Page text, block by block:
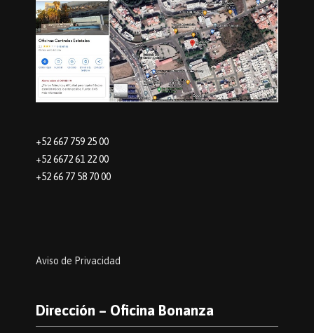
+52 667 759 25 00
+52 6672 61 22 00
+52 66 77 58 70 00
Aviso de Privacidad
Dirección – Oficina Bonanza